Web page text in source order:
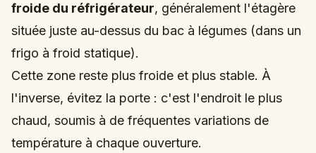
froide du réfrigérateur, généralement l'étagère
située juste au-dessus du bac à légumes (dans un
frigo à froid statique).
Cette zone reste plus froide et plus stable. À
l'inverse, évitez la porte : c'est l'endroit le plus
chaud, soumis à de fréquentes variations de
température à chaque ouverture.